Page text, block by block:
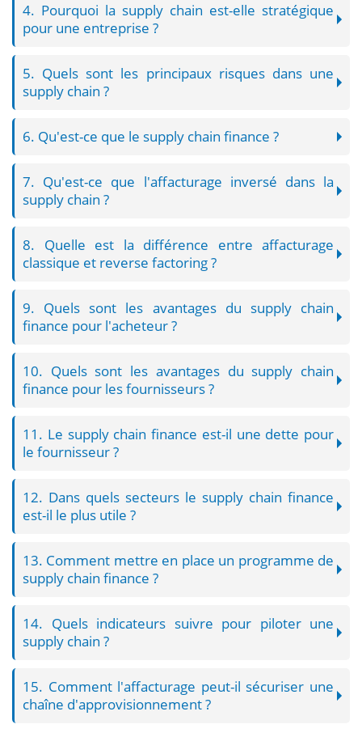
4. Pourquoi la supply chain est-elle stratégique
pour une entreprise ?
5. Quels sont les principaux risques dans une
supply chain ?
6. Qu'est-ce que le supply chain finance ?
7. Qu'est-ce que l'affacturage inversé dans la
supply chain ?
8. Quelle est la différence entre affacturage
classique et reverse factoring ?
9. Quels sont les avantages du supply chain
finance pour l'acheteur ?
10. Quels sont les avantages du supply chain
finance pour les fournisseurs ?
11. Le supply chain finance est-il une dette pour
le fournisseur ?
12. Dans quels secteurs le supply chain finance
est-il le plus utile ?
13. Comment mettre en place un programme de
supply chain finance ?
14. Quels indicateurs suivre pour piloter une
supply chain ?
15. Comment l'affacturage peut-il sécuriser une
chaîne d'approvisionnement ?